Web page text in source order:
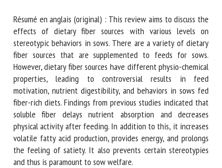
pour le bien-être des truies.
Résumé en anglais (original) : This review aims to discuss
the effects of dietary fiber sources with various levels on
stereotypic behaviors in sows. There are a variety of
dietary fiber sources that are supplemented to feeds for
sows. However, dietary fiber sources have different physio-
chemical properties, leading to controversial results in feed
motivation, nutrient digestibility, and behaviors in sows fed
fiber-rich diets. Findings from previous studies indicated
that soluble fiber delays nutrient absorption and decreases
physical activity after feeding. In addition to this, it
increases volatile fatty acid production, provides energy,